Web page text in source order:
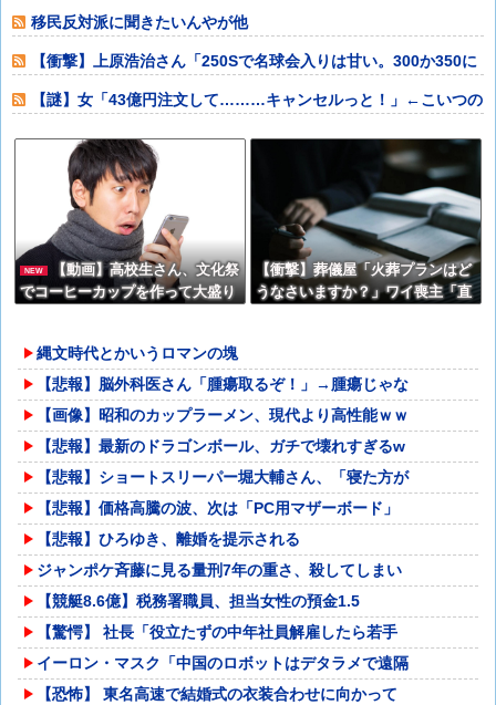
中止との報道他
移民反対派に聞きたいんやが他
【衝撃】上原浩治さん「250Sで名球会入りは甘い。300か350に
上げて
【謎】女「43億円注文して………キャンセルっと！」←こいつの
NEW
【動画】高校生さん、文化祭
でコーヒーカップを作って大盛り
【衝撃】葬儀屋「火葬プランはど
うなさいますか？」ワイ喪主「直
縄文時代とかいうロマンの塊
【悲報】脳外科医さん「腫瘍取るぞ！」→腫瘍じゃな
【画像】昭和のカップラーメン、現代より高性能ｗｗ
【悲報】最新のドラゴンボール、ガチで壊れすぎるw
【悲報】ショートスリーパー堀大輔さん、「寝た方が
【悲報】価格高騰の波、次は「PC用マザーボード」
【悲報】ひろゆき、離婚を提示される
ジャンポケ斉藤に見る量刑7年の重さ、殺してしまい
【競艇8.6億】税務署職員、担当女性の預金1.5
【驚愕】 社長「役立たずの中年社員解雇したら若手
イーロン・マスク「中国のロボットはデタラメで遠隔
【恐怖】 東名高速で結婚式の衣装合わせに向かって